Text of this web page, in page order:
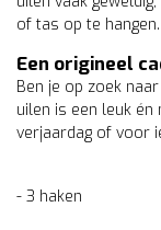
of tas op te hangen.
Een origineel
Ben je op zoek
uilen is een leuk
verjaardag of voor
- 3 haken